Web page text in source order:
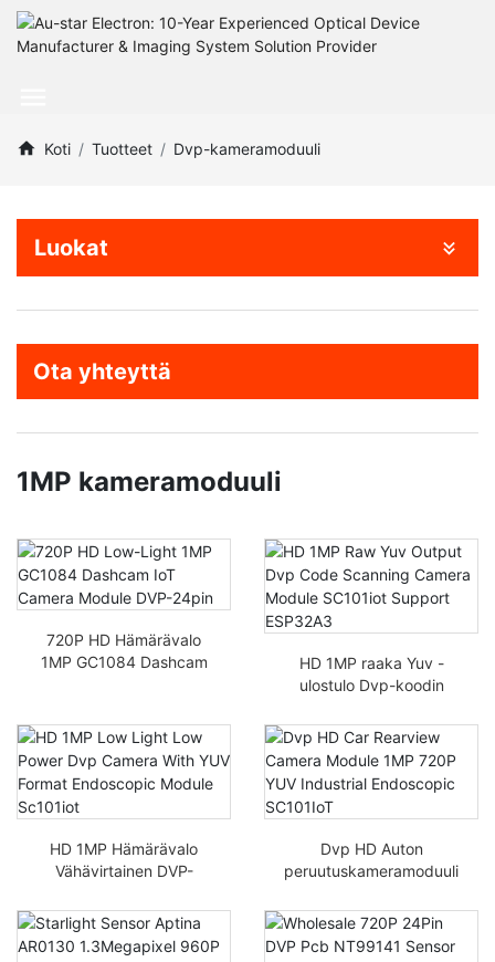
Koti Tuotteet Dvp-kameramoduuli
Luokat
Ota yhteyttä
1MP kameramoduuli
720P HD Hämärävalo
1MP GC1084 Dashcam
HD 1MP raaka Yuv -
ulostulo Dvp-koodin
i SC101ioT-tuki
ESP32A3
HD 1MP Hämärävalo
Vähävirtainen DVP-
endoskooppimoduulilla
SC101IoT
Dvp HD Auton
peruutuskameramoduuli
endoskooppinen
SC101IoT